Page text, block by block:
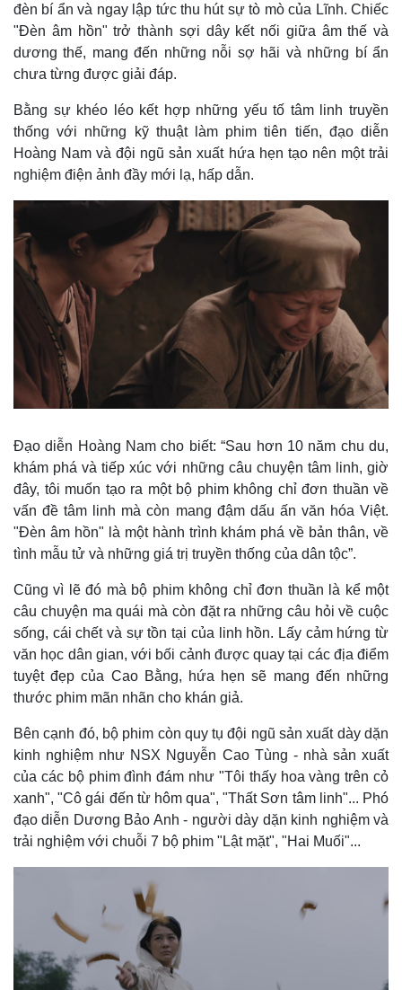
Thế giới
Cuộc sống đó đây
Hồ sơ
Multimedia
Video
Ảnh
Kinh tế
Bất động sản
Khởi nghiệp
Thị trường
Giá vàng
Tiêu dùng
Tỷ giá
Chứng khoán
đèn bí ẩn và ngay lập tức thu hút sự tò mò của Lĩnh. Chiếc
"Đèn âm hồn" trở thành sợi dây kết nối giữa âm thế và
dương thế, mang đến những nỗi sợ hãi và những bí ẩn
chưa từng được giải đáp.
Bằng sự khéo léo kết hợp những yếu tố tâm linh truyền
thống với những kỹ thuật làm phim tiên tiến, đạo diễn
Hoàng Nam và đội ngũ sản xuất hứa hẹn tạo nên một trải
nghiệm điện ảnh đầy mới lạ, hấp dẫn.
Đạo diễn Hoàng Nam cho biết: “Sau hơn 10 năm chu du,
khám phá và tiếp xúc với những câu chuyện tâm linh, giờ
đây, tôi muốn tạo ra một bộ phim không chỉ đơn thuần về
vấn đề tâm linh mà còn mang đậm dấu ấn văn hóa Việt.
"Đèn âm hồn" là một hành trình khám phá về bản thân, về
tình mẫu tử và những giá trị truyền thống của dân tộc”.
Cũng vì lẽ đó mà bộ phim không chỉ đơn thuần là kể một
câu chuyện ma quái mà còn đặt ra những câu hỏi về cuộc
sống, cái chết và sự tồn tại của linh hồn. Lấy cảm hứng từ
văn học dân gian, với bối cảnh được quay tại các địa điểm
tuyệt đẹp của Cao Bằng, hứa hẹn sẽ mang đến những
thước phim mãn nhãn cho khán giả.
Bên cạnh đó, bộ phim còn quy tụ đội ngũ sản xuất dày dặn
kinh nghiệm như NSX Nguyễn Cao Tùng - nhà sản xuất
của các bộ phim đình đám như "Tôi thấy hoa vàng trên cỏ
xanh", "Cô gái đến từ hôm qua", "Thất Sơn tâm linh"... Phó
đạo diễn Dương Bảo Anh - người dày dặn kinh nghiệm và
trải nghiệm với chuỗi 7 bộ phim "Lật mặt", "Hai Muối"...